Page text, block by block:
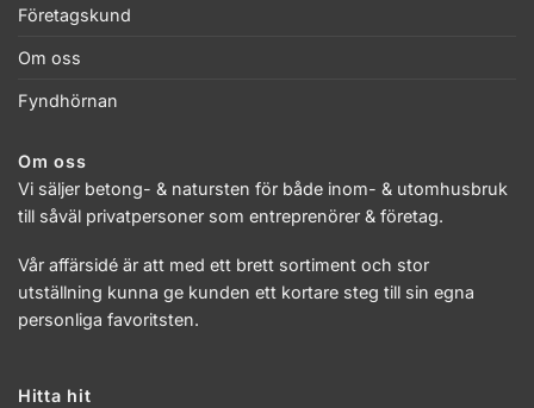
Företagskund
Om oss
Fyndhörnan
Om oss
Vi säljer betong- & natursten för både inom- & utomhusbruk
till såväl privatpersoner som entreprenörer & företag.
Vår affärsidé är att med ett brett sortiment och stor
utställning kunna ge kunden ett kortare steg till sin egna
personliga favoritsten.
Hitta hit